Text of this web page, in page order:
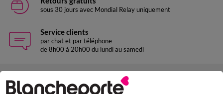
sous 30 jours avec Mondial Relay uniquement
Service clients
par chat et par téléphone
de 8h00 à 20h00 du lundi au samedi
11€ Offerts